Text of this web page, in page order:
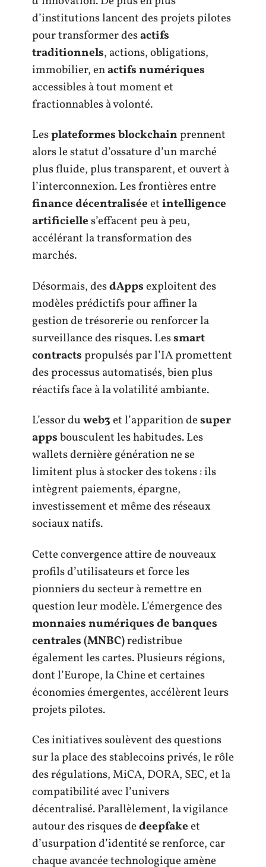
d’institutions lancent des projets pilotes
pour transformer desactifs
traditionnels, actions, obligations,
immobilier, enactifs numériques
accessibles à tout moment et
fractionnables à volonté.
Lesplateformes blockchainprennent
alors le statut d’ossature d’un marché
plus fluide, plus transparent, et ouvert à
l’interconnexion. Les frontières entre
finance décentraliséeetintelligence
artificielles’effacent peu à peu,
accélérant la transformation des
marchés.
Désormais, desdAppsexploitent des
modèles prédictifs pour affiner la
gestion de trésorerie ou renforcer la
surveillance des risques. Lessmart
contractspropulsés par l’IA promettent
des processus automatisés, bien plus
réactifs face à la volatilité ambiante.
L’essor duweb3et l’apparition desuper
appsbousculent les habitudes. Les
wallets dernière génération ne se
limitent plus à stocker des tokens : ils
intègrent paiements, épargne,
investissement et même des réseaux
sociaux natifs.
Cette convergence attire de nouveaux
profils d’utilisateurs et force les
pionniers du secteur à remettre en
question leur modèle. L’émergence des
monnaies numériques de banques
centrales (MNBC)redistribue
également les cartes. Plusieurs régions,
dont l’Europe, la Chine et certaines
économies émergentes, accélèrent leurs
projets pilotes.
Ces initiatives soulèvent des questions
sur la place des stablecoins privés, le rôle
des régulations, MiCA, DORA, SEC, et la
compatibilité avec l’univers
décentralisé. Parallèlement, la vigilance
autour des risques dedeepfakeet
d’usurpation d’identité se renforce, car
chaque avancée technologique amène